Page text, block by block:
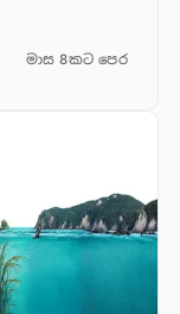
මාස 8කට පෙර